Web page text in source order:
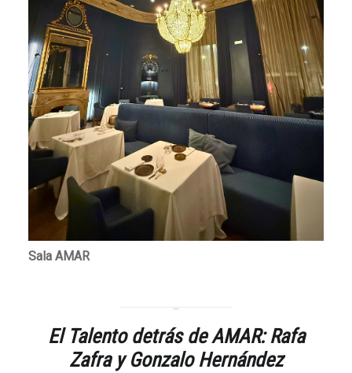
Sala AMAR
El Talento detrás de AMAR: Rafa
Zafra y Gonzalo Hernández